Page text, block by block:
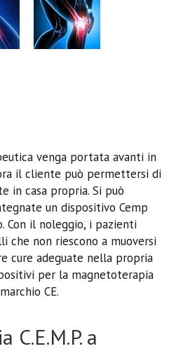
venga portata avanti in
il cliente può permettersi di
in casa propria. Si può
un dispositivo Cemp
Con il noleggio, i pazienti
che non riescono a muoversi
cure adeguate nella propria
per la magnetoterapia
CE.
C.E.M.P. a